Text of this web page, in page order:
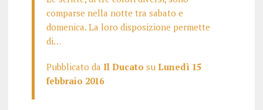
comparse nella notte tra sabato e
domenica. La loro disposizione permette
di…
Pubblicato da Il Ducato su Lunedì 15
febbraio 2016